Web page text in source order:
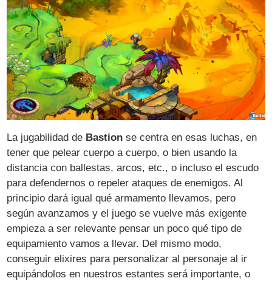
La jugabilidad de Bastion se centra en esas luchas, en
tener que pelear cuerpo a cuerpo, o bien usando la
distancia con ballestas, arcos, etc., o incluso el escudo
para defendernos o repeler ataques de enemigos. Al
principio dará igual qué armamento llevamos, pero
según avanzamos y el juego se vuelve más exigente
empieza a ser relevante pensar un poco qué tipo de
equipamiento vamos a llevar. Del mismo modo,
conseguir elixires para personalizar al personaje al ir
equipándolos en nuestros estantes será importante, o